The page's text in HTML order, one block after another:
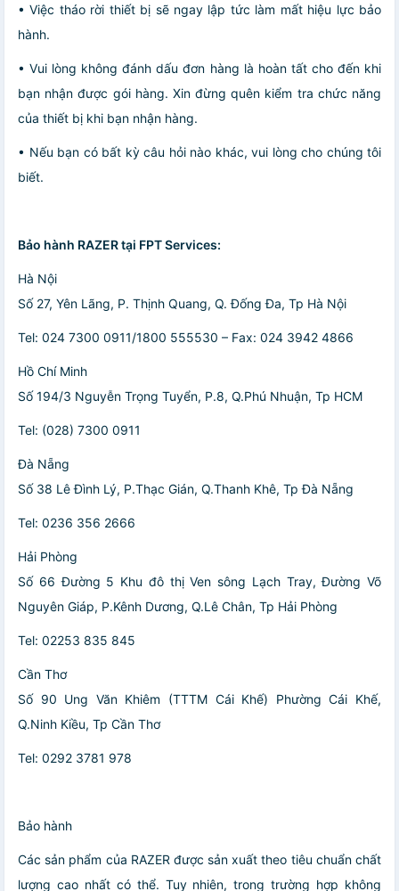
• Việc tháo rời thiết bị sẽ ngay lập tức làm mất hiệu lực bảo
hành.
• Vui lòng không đánh dấu đơn hàng là hoàn tất cho đến khi
bạn nhận được gói hàng. Xin đừng quên kiểm tra chức năng
của thiết bị khi bạn nhận hàng.
• Nếu bạn có bất kỳ câu hỏi nào khác, vui lòng cho chúng tôi
biết.
Bảo hành RAZER tại FPT Services:
Hà Nội
Số 27, Yên Lãng, P. Thịnh Quang, Q. Đống Đa, Tp Hà Nội
Tel: 024 7300 0911/1800 555530 – Fax: 024 3942 4866
Hồ Chí Minh
Số 194/3 Nguyễn Trọng Tuyển, P.8, Q.Phú Nhuận, Tp HCM
Tel: (028) 7300 0911
Đà Nẵng
Số 38 Lê Đình Lý, P.Thạc Gián, Q.Thanh Khê, Tp Đà Nẵng
Tel: 0236 356 2666
Hải Phòng
Số 66 Đường 5 Khu đô thị Ven sông Lạch Tray, Đường Võ
Nguyên Giáp, P.Kênh Dương, Q.Lê Chân, Tp Hải Phòng
Tel: 02253 835 845
Cần Thơ
Số 90 Ung Văn Khiêm (TTTM Cái Khế) Phường Cái Khế,
Q.Ninh Kiều, Tp Cần Thơ
Tel: 0292 3781 978
Bảo hành
Các sản phẩm của RAZER được sản xuất theo tiêu chuẩn chất
lượng cao nhất có thể. Tuy nhiên, trong trường hợp không